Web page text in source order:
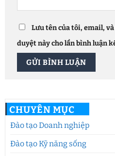
CHUYÊN MỤC
Đào tạo Doanh nghiệp
Đào tạo Kỹ năng sống
Lưu tên của tôi, email,
duyệt này cho lần bình luận